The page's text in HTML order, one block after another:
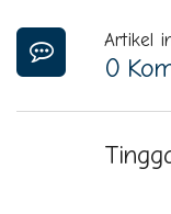
Artikel
0